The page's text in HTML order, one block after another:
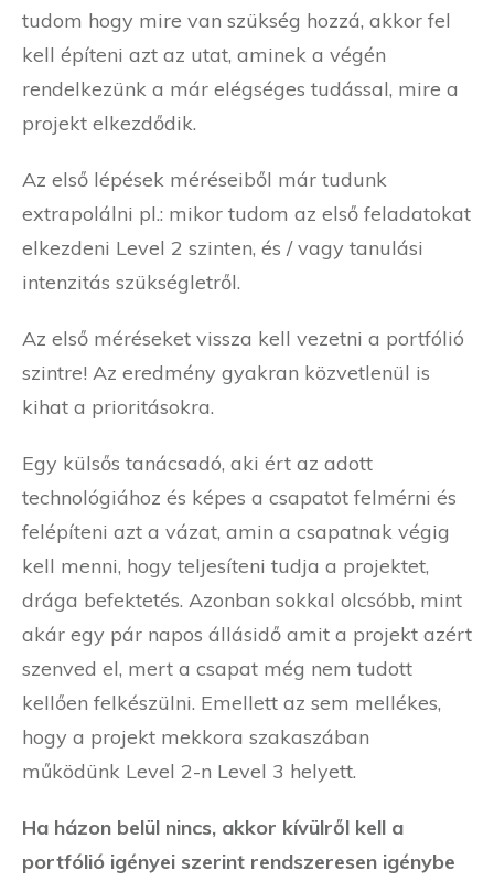
tudom hogy mire van szükség hozzá, akkor fel
kell építeni azt az utat, aminek a végén
rendelkezünk a már elégséges tudással, mire a
projekt elkezdődik.
Az első lépések méréseiből már tudunk
extrapolálni pl.: mikor tudom az első feladatokat
elkezdeni Level 2 szinten, és / vagy tanulási
intenzitás szükségletről.
Az első méréseket vissza kell vezetni a portfólió
szintre! Az eredmény gyakran közvetlenül is
kihat a prioritásokra.
Egy külsős tanácsadó, aki ért az adott
technológiához és képes a csapatot felmérni és
felépíteni azt a vázat, amin a csapatnak végig
kell menni, hogy teljesíteni tudja a projektet,
drága befektetés. Azonban sokkal olcsóbb, mint
akár egy pár napos állásidő amit a projekt azért
szenved el, mert a csapat még nem tudott
kellően felkészülni. Emellett az sem mellékes,
hogy a projekt mekkora szakaszában
működünk Level 2-n Level 3 helyett.
Ha házon belül nincs, akkor kívülről kell a
portfólió igényei szerint rendszeresen igénybe